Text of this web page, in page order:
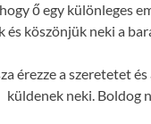
ő egy különleges
és köszönjük neki a
érezze a szeretetet
küldenek neki. Boldog